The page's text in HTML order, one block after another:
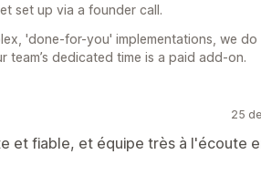
set up via a founder call.
'done-for-you' implementations, we
team’s dedicated time is a paid add-on.
25
et fiable, et équipe très à l'écoute